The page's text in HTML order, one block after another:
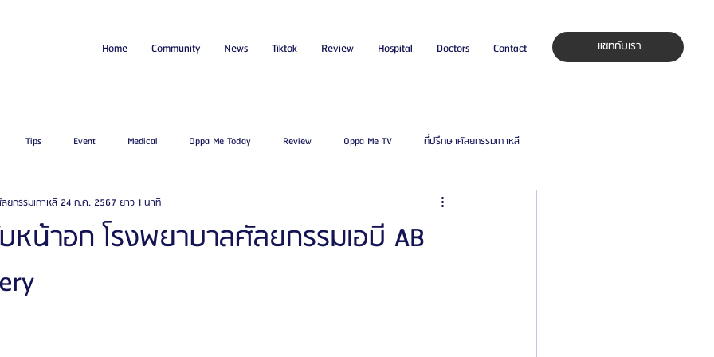
Home Community News Tiktok Review Hospital Doctors Contact แชทกับเรา
Tips Event Medical Oppa Me Today Review Oppa Me TV ที่ปรึกษาศัลยกรรมเกาหลี
ขมัน โรงพยาบาลศัลยกรรมเอท็อป ศัลยแพทย์ ประเทศเกาหลี
ลยกรรมจีเอ็นจี
หน้าอก โรงพยาบาลศัลยกรรมเอบี AB
ยกรรมเกาหลี 24 ก.ค. 2567 ยาว 1 นาที